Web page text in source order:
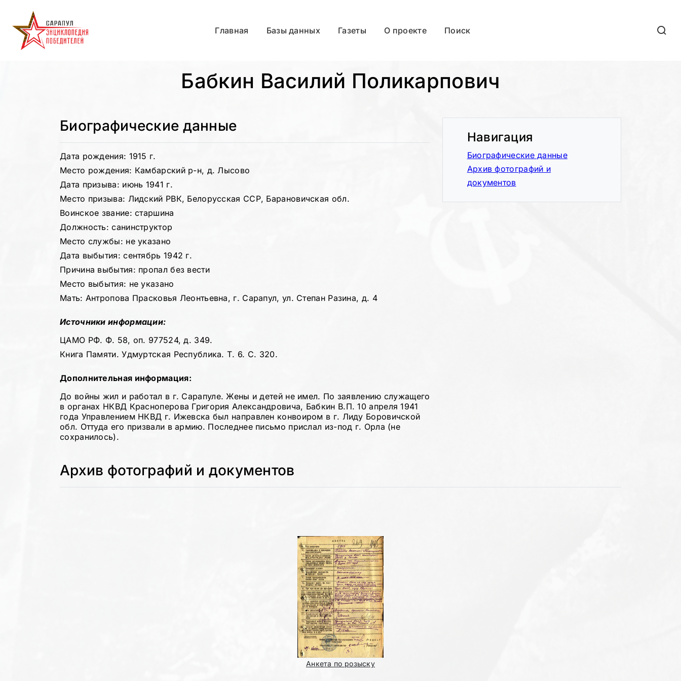
Главная Базы данных Газеты О проекте Поиск
Бабкин Василий Поликарпович
Биографические данные
Дата рождения: 1915 г.
Место рождения: Камбарский р-н, д. Лысово
Дата призыва: июнь 1941 г.
Место призыва: Лидский РВК, Белорусская ССР, Барановичская обл.
Воинское звание: старшина
Должность: санинструктор
Место службы: не указано
Дата выбытия: сентябрь 1942 г.
Причина выбытия: пропал без вести
Место выбытия: не указано
Мать: Антропова Прасковья Леонтьевна, г. Сарапул, ул. Степан Разина, д. 4
Источники информации:
ЦАМО РФ. Ф. 58, оп. 977524, д. 349.
Книга Памяти. Удмуртская Республика. Т. 6. С. 320.
Дополнительная информация:
До войны жил и работал в г. Сарапуле. Жены и детей не имел. По заявлению служащего
в органах НКВД Красноперова Григория Александровича, Бабкин В.П. 10 апреля 1941
года Управлением НКВД г. Ижевска был направлен конвоиром в г. Лиду Боровичской
обл. Оттуда его призвали в армию. Последнее письмо прислал из-под г. Орла (не
сохранилось).
Навигация
Биографические данные
Архив фотографий и
документов
Архив фотографий и документов
Анкета по розыску